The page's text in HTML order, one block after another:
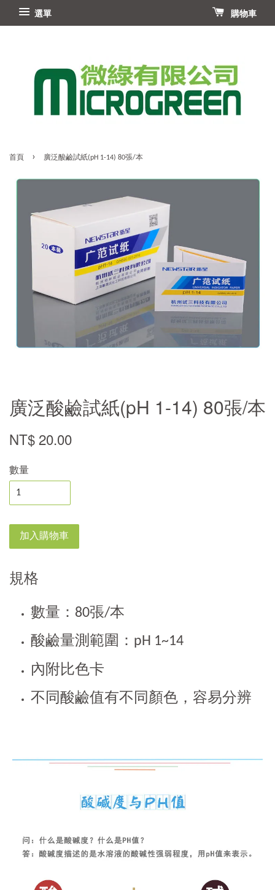
選單 購物車
首頁 › 廣泛酸鹼試紙(pH 1-14) 80張/本
廣泛酸鹼試紙(pH 1-14) 80張/本
NT$ 20.00
數量
加入購物車
規格
數量：80張/本
酸鹼量測範圍：pH 1~14
內附比色卡
不同酸鹼值有不同顏色，容易分辨